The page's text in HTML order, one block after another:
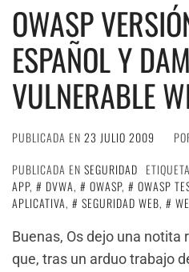
OWASP
ESPAÑOL Y
VULNERABLE
PUBLICADA EN 23 JULIO 2009
PUBLICADA EN SEGURIDAD
APP, DVWA, OWASP, OWASP
APLICATIVA, SEGURIDAD WEB,
Buenas, Os dejo una
que, tras un arduo trabajo